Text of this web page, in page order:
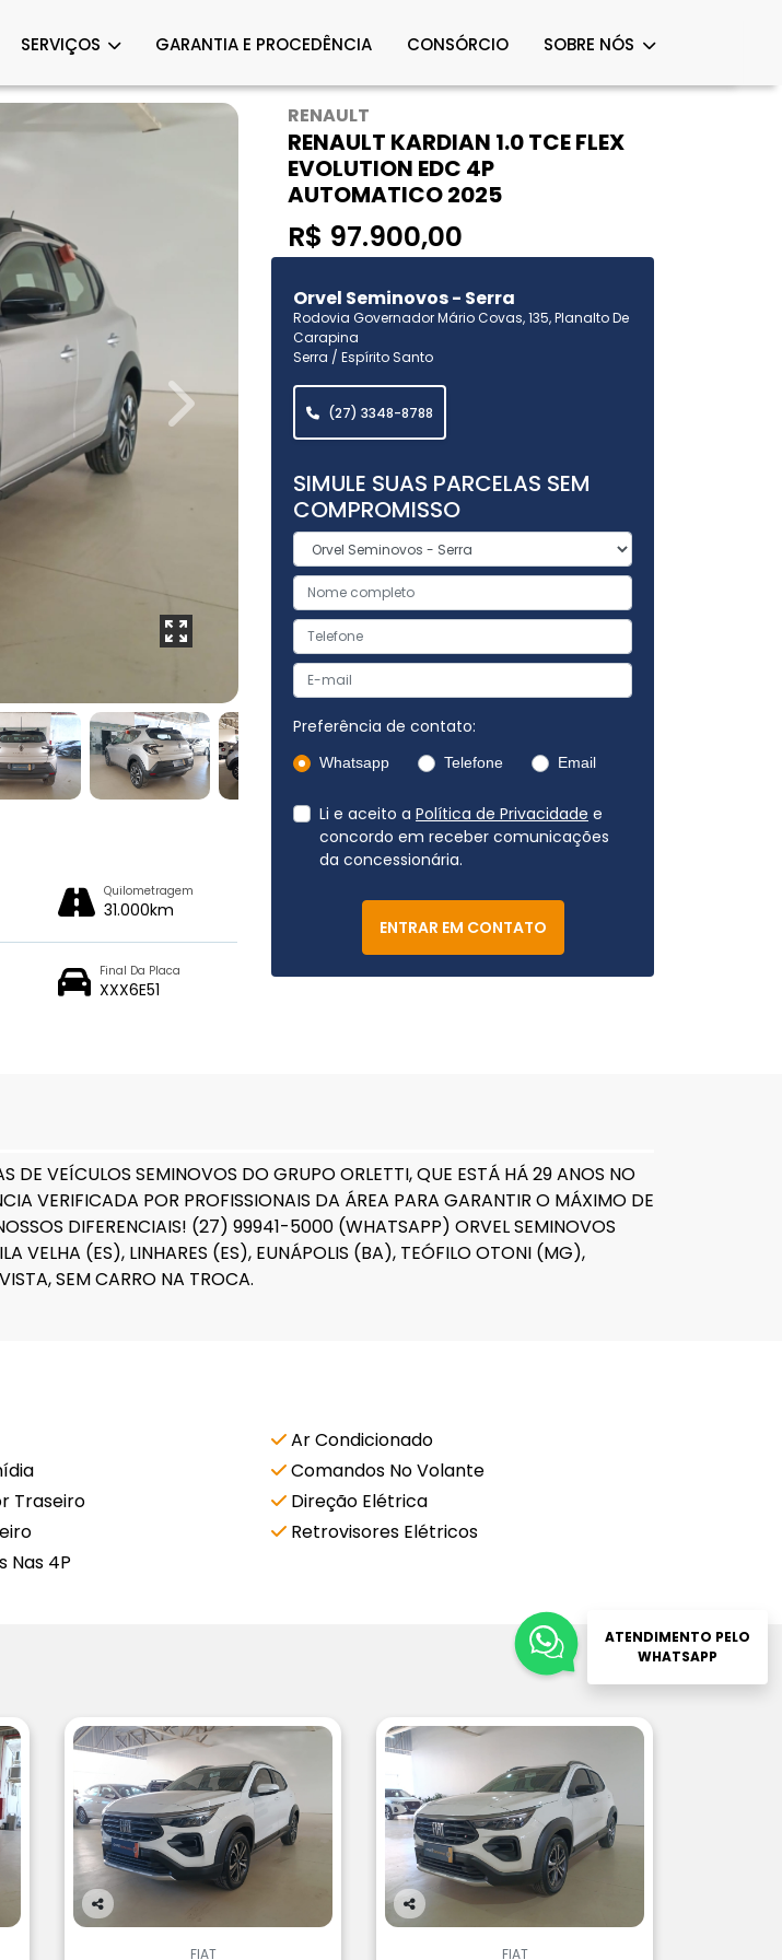
SERVIÇOS GARANTIA E PROCEDÊNCIA CONSÓRCIO SOBRE NÓS
RENAULT
RENAULT KARDIAN 1.0 TCE FLEX
EVOLUTION EDC 4P
AUTOMATICO 2025
R$ 97.900,00
Orvel Seminovos - Serra
Rodovia Governador Mário Covas, 135, Planalto De
Carapina
Serra / Espírito Santo
(27) 3348-8788
SIMULE SUAS PARCELAS SEM
COMPROMISSO
Preferência de contato:
Whatsapp Telefone Email
Li e aceito a Política de Privacidade e
concordo em receber comunicações
da concessionária.
ENTRAR EM CONTATO
Next
Quilometragem
31.000km
Final Da Placa
XXX6E51
DE VEÍCULOS SEMINOVOS DO GRUPO ORLETTI, QUE ESTÁ HÁ 29 ANOS NO
VERIFICADA POR PROFISSIONAIS DA ÁREA PARA GARANTIR O MÁXIMO DE
DIFERENCIAIS! (27) 99941-5000 (WHATSAPP) ORVEL SEMINOVOS
VELHA (ES), LINHARES (ES), EUNÁPOLIS (BA), TEÓFILO OTONI (MG),
SEM CARRO NA TROCA.
Ar Condicionado
Comandos No Volante
Traseiro
Direção Elétrica
Retrovisores Elétricos
Nas 4P
Co
FIAT
Co
FIAT
ATENDIMENTO PELO
WHATSAPP